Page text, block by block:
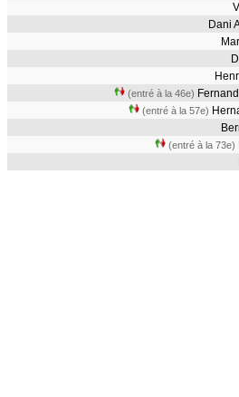
Dani
(entré à la 46e)
(entré à la 57e)
(entré à la 73e)